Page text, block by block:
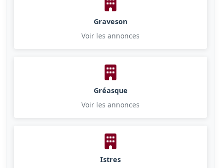
Graveson
Voir les annonces
Gréasque
Voir les annonces
Istres